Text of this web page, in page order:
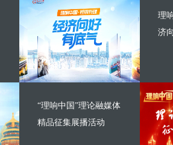
理
济
“理响中国”理论融媒体
精品征集展播活动